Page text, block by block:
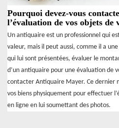
Pourquoi devez-vous
l’évaluation de vos objets de
Un antiquaire est un professionnel qui
valeur, mais il peut aussi, comme il a
qui lui sont présentées, évaluer le
d’un antiquaire pour une évaluation de
contacter Antiquaire Mayer. Ce dernier
vos biens physiquement pour effectuer
en ligne en lui soumettant des photos.